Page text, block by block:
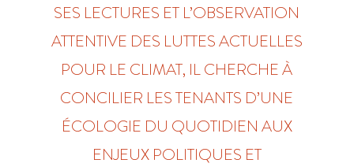
SES LECTURES ET L’OBSERVATION
ATTENTIVE DES LUTTES ACTUELLES
POUR LE CLIMAT, IL CHERCHE À
CONCILIER LES TENANTS D’UNE
ÉCOLOGIE DU QUOTIDIEN AUX
ENJEUX POLITIQUES ET